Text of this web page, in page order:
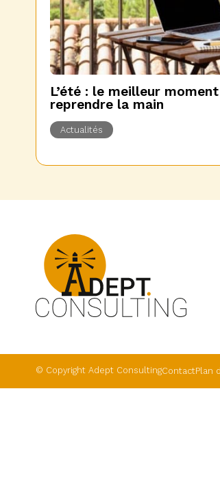
L’été : le meilleur
reprendre la main
Actualités
© Copyright Adept ConsultingContactPlan